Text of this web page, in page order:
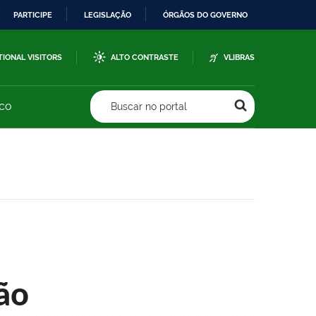
PARTICIPE LEGISLAÇÃO ÓRGÃOS DO GOVERNO
VISITORS ALTO CONTRASTE VLIBRAS
Buscar no portal